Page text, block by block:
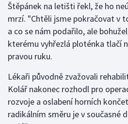
Lezení
Lyže a snowboard
Motorsport
Olympijské hry
Štěpánek na letišti řekl, že ho
mrzí. "Chtěli jsme pokračovat v
a co se nám podařilo, ale
kterému vyhřezlá ploténka tlačí
pravou ruku.
Lékaři původně zvažovali
Kolář nakonec rozhodl pro
rozvoje a oslabení horních
radikálním směru je v současné